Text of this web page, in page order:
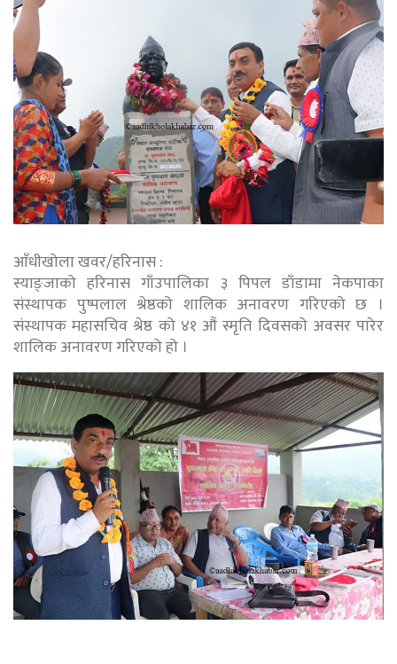
आँधीखोला खवर/हरिनास :
स्याङ्जाको हरिनास गाँउपालिका ३ पिपल डाँडामा नेकपाका
संस्थापक पुष्पलाल श्रेष्ठको शालिक अनावरण गरिएको छ ।
संस्थापक महासचिव श्रेष्ठ को ४१ औं स्मृति दिवसको अवसर पारेर
शालिक अनावरण गरिएको हो ।